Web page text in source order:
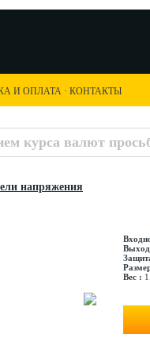
И ОПЛАТА · КОНТАКТЫ
курса валют
напряжения
Вес :